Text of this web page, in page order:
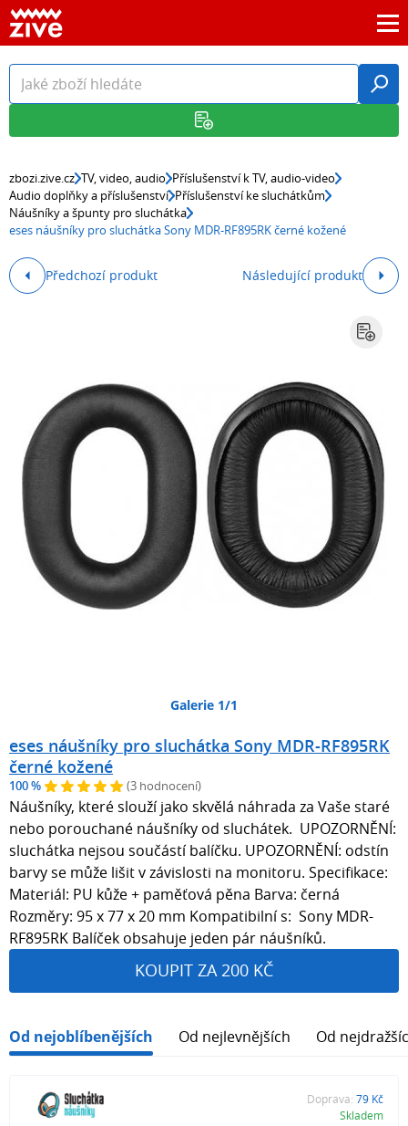
zbozi.zive.cz TV, video, audio Příslušenství k TV, audio-video
Audio doplňky a příslušenství Příslušenství ke sluchátkům
Náušníky a špunty pro sluchátka
eses náušníky pro sluchátka Sony MDR-RF895RK černé kožené
Předchozí produkt Následující produkt
Galerie 1/1
eses náušníky pro sluchátka Sony MDR-RF895RK
černé kožené
100 % (3 hodnocení)
Náušníky, které slouží jako skvělá náhrada za Vaše staré
nebo porouchané náušníky od sluchátek. UPOZORNĚNÍ:
sluchátka nejsou součástí balíčku. UPOZORNĚNÍ: odstín
barvy se může lišit v závislosti na monitoru. Specifikace:
Materiál: PU kůže + paměťová pěna Barva: černá
Rozměry: 95 x 77 x 20 mm Kompatibilní s: Sony MDR-
RF895RK Balíček obsahuje jeden pár náušníků.
KOUPIT ZA 200 KČ
Od nejoblíbenějších Od nejlevnějších Od
Doprava: 79 Kč
Skladem